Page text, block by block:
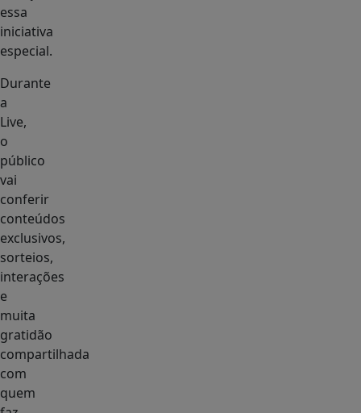
essa
iniciativa
especial.
Durante
a
Live,
o
público
vai
conferir
conteúdos
exclusivos,
sorteios,
interações
e
muita
gratidão
compartilhada
com
quem